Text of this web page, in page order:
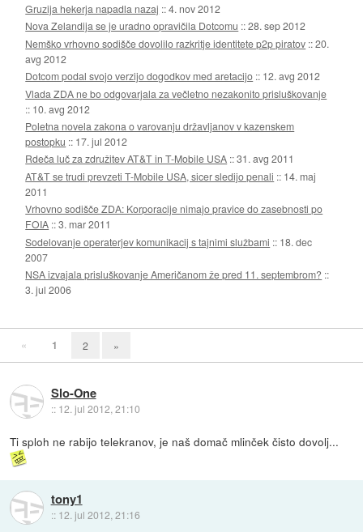
Gruzija hekerja napadla nazaj ::4. nov 2012
Nova Zelandija se je uradno opravičila Dotcomu ::28. sep 2012
Nemško vrhovno sodišče dovolilo razkritje identitete p2p piratov ::20.
avg 2012
Dotcom podal svojo verzijo dogodkov med aretacijo :: 12. avg 2012
Vlada ZDA ne bo odgovarjala za večletno nezakonito prisluškovanje
:: 10. avg 2012
Poletna novela zakona o varovanju državljanov v kazenskem
postopku :: 17. jul 2012
Rdeča luč za združitev AT&T in T-Mobile USA ::31. avg 2011
AT&T se trudi prevzeti T-Mobile USA, sicer sledijo penali :: 14. maj
2011
Vrhovno sodišče ZDA: Korporacije nimajo pravice do zasebnosti po
FOIA ::3. mar 2011
Sodelovanje operaterjev komunikacij s tajnimi službami :: 18. dec
2007
NSA izvajala prisluškovanje Američanom že pred 11. septembrom? ::
3. jul 2006
« 1 2 »
Slo-One
:: 12. jul 2012, 21:10
Ti sploh ne rabijo telekranov, je naš domač mlinček čisto dovolj...
tony1
:: 12. jul 2012, 21:16